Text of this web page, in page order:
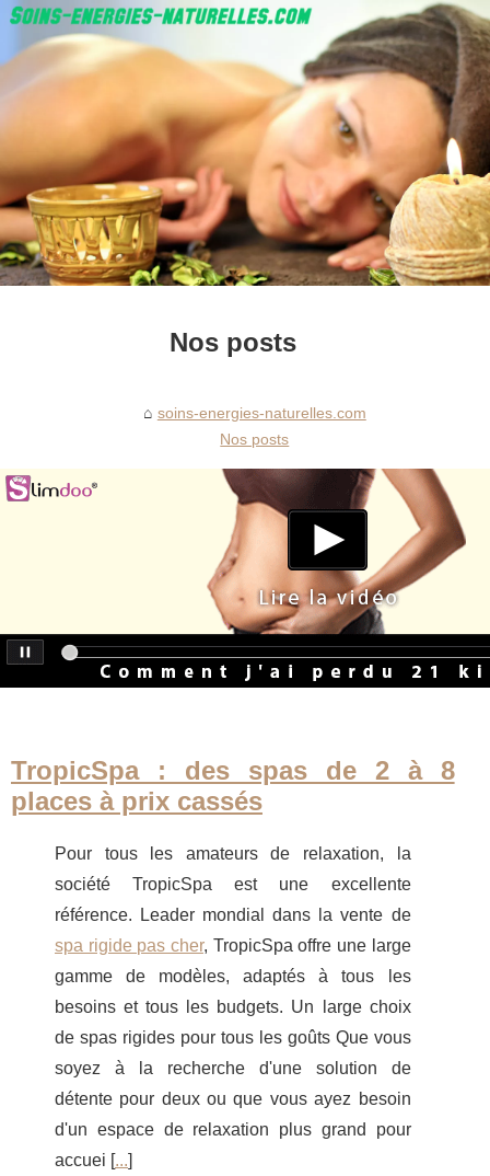
Nos posts
soins-energies-naturelles.com
Nos posts
TropicSpa : des spas de 2 à 8
places à prix cassés
Pour tous les amateurs de relaxation, la
société TropicSpa est une excellente
référence. Leader mondial dans la vente de
spa rigide pas cher, TropicSpa offre une large
gamme de modèles, adaptés à tous les
besoins et tous les budgets. Un large choix
de spas rigides pour tous les goûts Que vous
soyez à la recherche d'une solution de
détente pour deux ou que vous ayez besoin
d'un espace de relaxation plus grand pour
accuei [...]